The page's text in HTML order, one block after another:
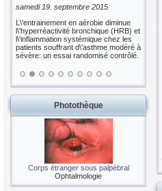
samedi 19. septembre 2015
L\'entrainement en aérobie diminue
l\'hyperréactivité bronchique (HRB) et
l\'inflammation systémique chez les
patients souffrant d\'asthme modéré à
sévère: un essai randomisé contrôlé.
Photothèque
Corps étranger sous palpébral
Ophtalmologie